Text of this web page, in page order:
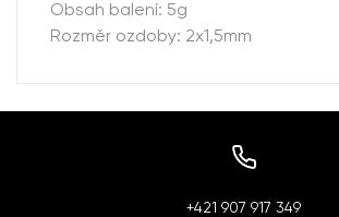
Obsah balení: 5g
Rozměr ozdoby: 2x1,5mm
+421 907 917 349